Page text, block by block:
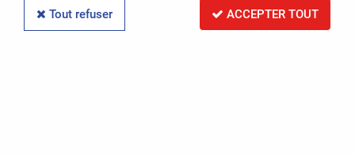
Mentions légales
Tout refuser ACCEPTER TOUT